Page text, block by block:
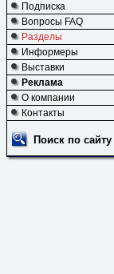
Подписка
Вопросы FAQ
Разделы
Информеры
Выставки
Реклама
О компании
Контакты
Поиск по сайту